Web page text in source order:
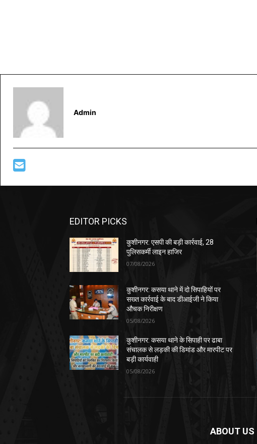
Admin
EDITOR PICKS
कुशीनगर: एसपी की बड़ी कार्रवाई, 28
पुलिसकर्मी लाइन हाजिर
07/08/2026
कुशीनगर: कसया थाने में दो सिपाहियों पर
सख्त कार्रवाई के बाद डीआईजी ने किया
औचक निरीक्षण
05/08/2026
कुशीनगर: कसया थाने के सिपाही पर ढाबा
संचालक से लड़की की डिमांड और मारपीट पर
बड़ी कार्यवाही
05/08/2026
ABOUT US